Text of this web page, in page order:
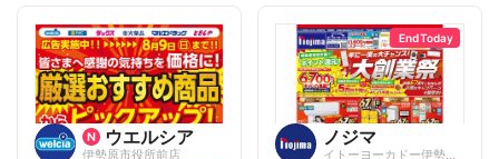
l
o
w
l
o
w
ウエルシア
伊勢原市役所前店
End Today
ノジマ
イトーヨーカドー伊勢原店